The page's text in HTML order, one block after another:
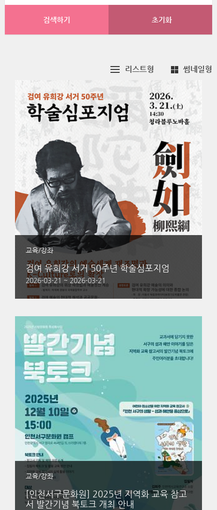
초기화
리스트형 썸네일형
교육/강좌
검여 유희강 서거 50주년 학술심포지엄
2026-03-21 ~ 2026-03-21
교육/강좌
[인천서구문화원] 2025년 지역화 교육 참고
서 발간기념 북토크 개최 안내